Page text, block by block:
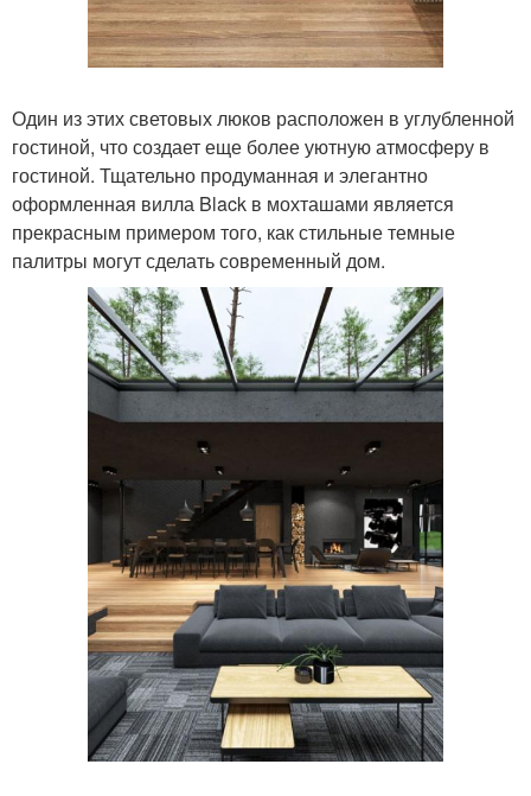
Один из этих световых люков расположен в углубленной
гостиной, что создает еще более уютную атмосферу в
гостиной. Тщательно продуманная и элегантно
оформленная вилла Black в мохташами является
прекрасным примером того, как стильные темные
палитры могут сделать современный дом.